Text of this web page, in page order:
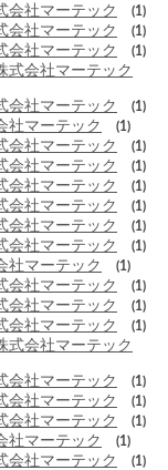
会社マーテック (1)
会社マーテック (1)
会社マーテック (1)
式会社マーテック
会社マーテック (1)
社マーテック (1)
会社マーテック (1)
会社マーテック (1)
会社マーテック (1)
会社マーテック (1)
会社マーテック (1)
会社マーテック (1)
社マーテック (1)
会社マーテック (1)
会社マーテック (1)
会社マーテック (1)
式会社マーテック
会社マーテック (1)
会社マーテック (1)
会社マーテック (1)
社マーテック (1)
会社マーテック (1)